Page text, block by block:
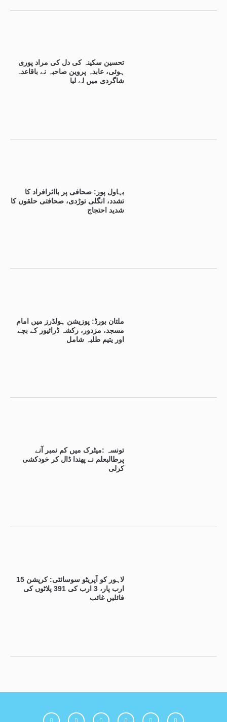
تحسین سکینہ کی دل کی مراد پوری
ہوئی، عابدہ پروین صاحبہ نے باقاعدہ
شاگردی میں لے لیا
بہاول پور: صحافی پر بااثرافراد کا
تشدد، انگلی توڑدی، صحافتی حلقوں کا
شدید احتجاج
ملتان بورڈ: پوزیشن ہولڈرز میں امام
مسجد، مزدور، رکشہ ڈرائیور کے بچے
اور یتیم طلبہ شامل
تونسہ :میٹرک میں کم نمبر آنے
پرطالبعلم نے پھندا ڈال کر خودکشی
کرلی
لاہور کو آپریٹو سوسائٹی: کرپشن 15
ارب پار، 3 ارب کی 391 پلاٹوں کی
فائلیں غائب